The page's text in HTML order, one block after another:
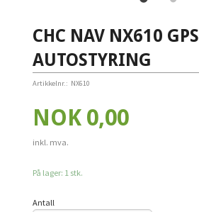
CHC NAV NX610 GPS
AUTOSTYRING
Artikkelnr.: NX610
Pris
NOK 0,00
inkl. mva.
På lager: 1 stk.
Antall